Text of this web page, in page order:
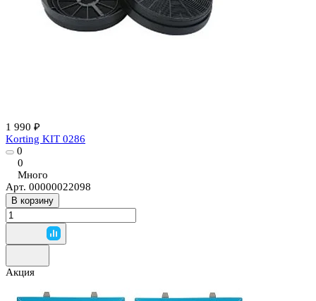
1 990 ₽
Korting KIT 0286
0
0
Много
Арт. 00000022098
В корзину
Акция